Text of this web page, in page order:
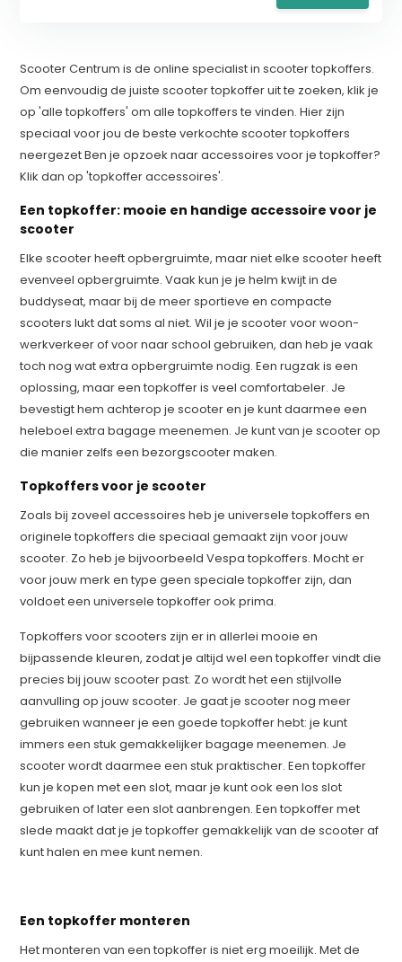
Scooter Centrum is de online specialist in scooter topkoffers.
Om eenvoudig de juiste scooter topkoffer uit te zoeken, klik je
op 'alle topkoffers' om alle topkoffers te vinden. Hier zijn
speciaal voor jou de beste verkochte scooter topkoffers
neergezet Ben je opzoek naar accessoires voor je topkoffer?
Klik dan op 'topkoffer accessoires'.
Een topkoffer: mooie en handige accessoire voor je
scooter
Elke scooter heeft opbergruimte, maar niet elke scooter heeft
evenveel opbergruimte. Vaak kun je je helm kwijt in de
buddyseat, maar bij de meer sportieve en compacte
scooters lukt dat soms al niet. Wil je je scooter voor woon-
werkverkeer of voor naar school gebruiken, dan heb je vaak
toch nog wat extra opbergruimte nodig. Een rugzak is een
oplossing, maar een topkoffer is veel comfortabeler. Je
bevestigt hem achterop je scooter en je kunt daarmee een
heleboel extra bagage meenemen. Je kunt van je scooter op
die manier zelfs een bezorgscooter maken.
Topkoffers voor je scooter
Zoals bij zoveel accessoires heb je universele topkoffers en
originele topkoffers die speciaal gemaakt zijn voor jouw
scooter. Zo heb je bijvoorbeeld Vespa topkoffers. Mocht er
voor jouw merk en type geen speciale topkoffer zijn, dan
voldoet een universele topkoffer ook prima.
Topkoffers voor scooters zijn er in allerlei mooie en
bijpassende kleuren, zodat je altijd wel een topkoffer vindt die
precies bij jouw scooter past. Zo wordt het een stijlvolle
aanvulling op jouw scooter. Je gaat je scooter nog meer
gebruiken wanneer je een goede topkoffer hebt: je kunt
immers een stuk gemakkelijker bagage meenemen. Je
scooter wordt daarmee een stuk praktischer. Een topkoffer
kun je kopen met een slot, maar je kunt ook een los slot
gebruiken of later een slot aanbrengen. Een topkoffer met
slede maakt dat je je topkoffer gemakkelijk van de scooter af
kunt halen en mee kunt nemen.
Een topkoffer monteren
Het monteren van een topkoffer is niet erg moeilijk. Met de